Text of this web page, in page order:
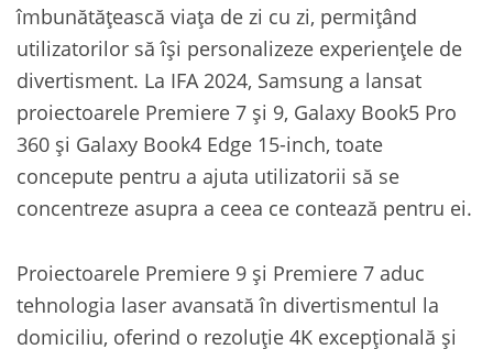
îmbunătățească viața de zi cu zi, permițând
utilizatorilor să își personalizeze experiențele de
divertisment. La IFA 2024, Samsung a lansat
proiectoarele Premiere 7 și 9, Galaxy Book5 Pro
360 și Galaxy Book4 Edge 15-inch, toate
concepute pentru a ajuta utilizatorii să se
concentreze asupra a ceea ce contează pentru ei.
Proiectoarele Premiere 9 și Premiere 7 aduc
tehnologia laser avansată în divertismentul la
domiciliu, oferind o rezoluție 4K excepțională și